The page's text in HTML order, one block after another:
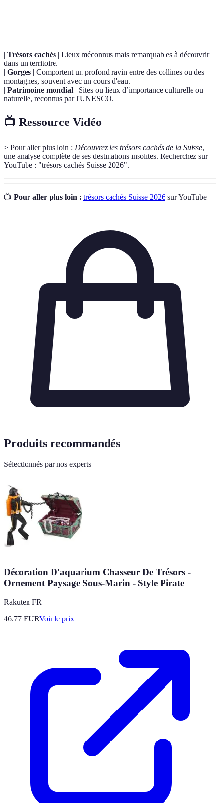
| Trésors cachés | Lieux méconnus mais remarquables à découvrir
dans un territoire.
| Gorges | Comportent un profond ravin entre des collines ou des
montagnes, souvent avec un cours d'eau.
| Patrimoine mondial | Sites ou lieux d’importance culturelle ou
naturelle, reconnus par l'UNESCO.
📺 Ressource Vidéo
> Pour aller plus loin : Découvrez les trésors cachés de la Suisse,
une analyse complète de ses destinations insolites. Recherchez sur
YouTube : "trésors cachés Suisse 2026".
📺 Pour aller plus loin : trésors cachés Suisse 2026 sur YouTube
Produits recommandés
Sélectionnés par nos experts
Décoration D'aquarium Chasseur De Trésors -
Ornement Paysage Sous-Marin - Style Pirate
Rakuten FR
46.77 EURVoir le prix